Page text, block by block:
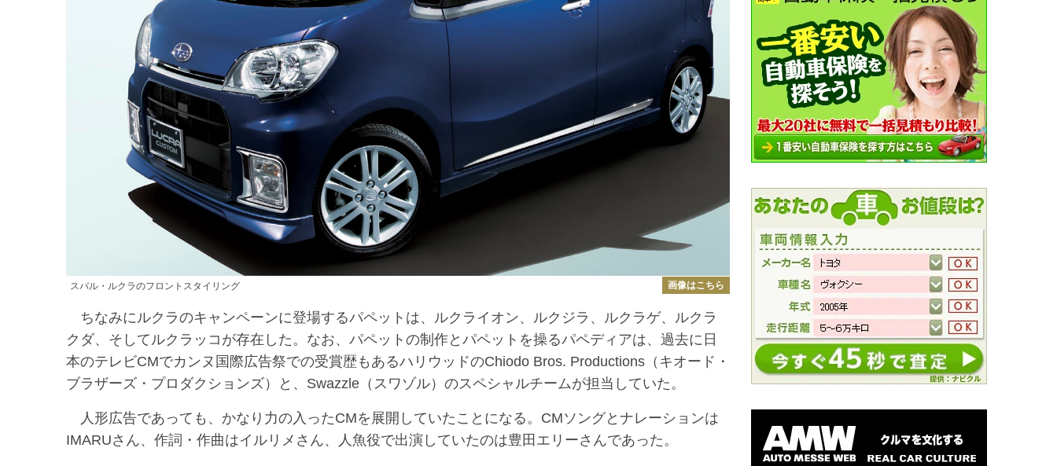
スバル・ルクラのフロントスタイリング 画像はこちら
ちなみにルクラのキャンペーンに登場するパペットは、ルクライオン、ルクジラ、ルクラゲ、ルクラ
クダ、そしてルクラッコが存在した。なお、パペットの制作とパペットを操るパペディアは、過去に日
本のテレビCMでカンヌ国際広告祭での受賞歴もあるハリウッドのChiodo Bros. Productions（キオード・
ブラザーズ・プロダクションズ）と、Swazzle（スワゾル）のスペシャルチームが担当していた。
人形広告であっても、かなり力の入ったCMを展開していたことになる。CMソングとナレーションは
IMARUさん、作詞・作曲はイルリメさん、人魚役で出演していたのは豊田エリーさんであった。